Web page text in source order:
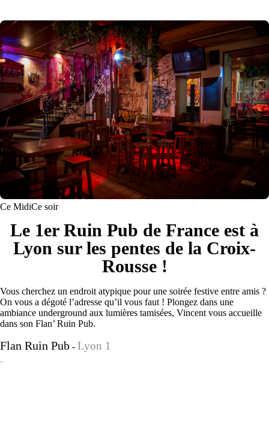
Ce MidiCe soir
Le 1er Ruin Pub de France est à
Lyon sur les pentes de la Croix-
Rousse !
Vous cherchez un endroit atypique pour une soirée festive entre amis ?
On vous a dégoté l’adresse qu’il vous faut ! Plongez dans une
ambiance underground aux lumières tamisées, Vincent vous accueille
dans son Flan’ Ruin Pub.
Flan Ruin Pub - Lyon 1
-